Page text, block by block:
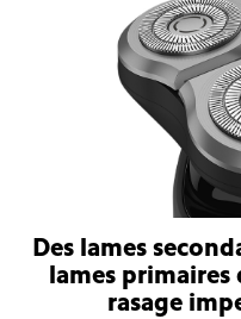
Des lames
lames
rasage